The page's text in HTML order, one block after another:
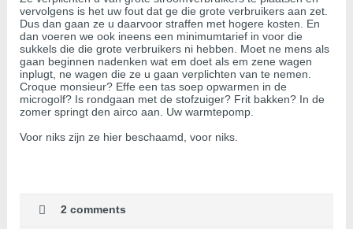
vervolgens is het uw fout dat ge die grote verbruikers aan zet.
Dus dan gaan ze u daarvoor straffen met hogere kosten. En
dan voeren we ook ineens een minimumtarief in voor die
sukkels die die grote verbruikers ni hebben. Moet ne mens als
gaan beginnen nadenken wat em doet als em zene wagen
inplugt, ne wagen die ze u gaan verplichten van te nemen.
Croque monsieur? Effe een tas soep opwarmen in de
microgolf? Is rondgaan met de stofzuiger? Frit bakken? In de
zomer springt den airco aan. Uw warmtepomp.
Voor niks zijn ze hier beschaamd, voor niks.
2 comments